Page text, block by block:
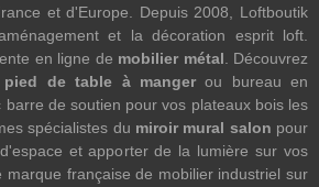
et d'Europe. Depuis 2008, Loftboutik
et la décoration esprit loft.
en ligne de mobilier métal. Découvrez
pied de table à mangerou bureau en
de soutien pour vos plateaux bois les
spécialistes du miroir mural salon pour
et apporter de la lumière sur vos
marque française de mobilier industriel sur